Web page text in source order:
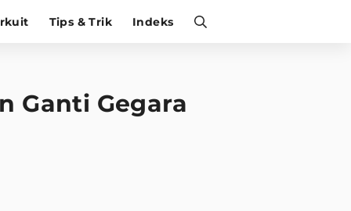
Tips & Trik Indeks
Ganti Gegara